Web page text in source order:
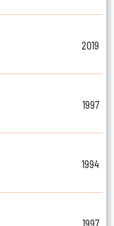
2019
1997
1994
1997